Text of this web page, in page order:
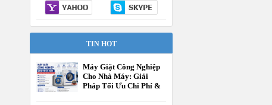
TIN HOT
Máy Giặt Công Nghiệp
Cho Nhà Máy: Giải
Pháp Tối Ưu Chi Phí &